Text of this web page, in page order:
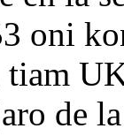
oni
tiam
de